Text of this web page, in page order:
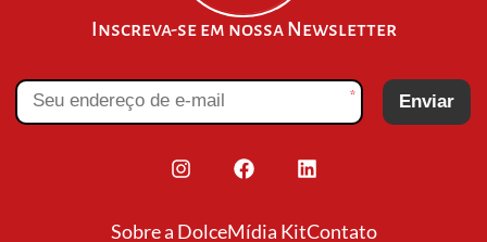
Inscreva-se em nossa Newsletter
* Enviar
Sobre a DolceMídia KitContato